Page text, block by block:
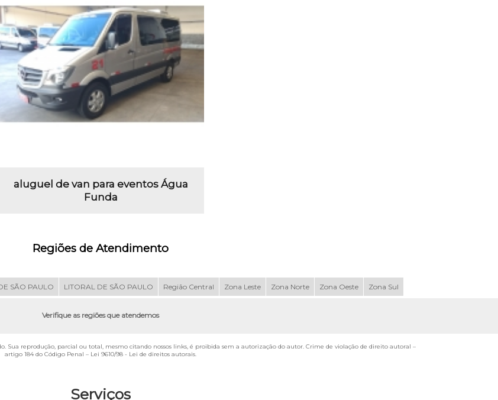
Serviços
aluguel de van para eventos Água
Funda
Regiões de Atendimento
SÃO PAULO LITORAL DE SÃO PAULO Região Central Zona Leste Zona Norte Zona Oeste Zona Sul
Verifique as regiões que atendemos
Sua reprodução, parcial ou total, mesmo citando nossos links, é proibida sem a autorização do autor. Crime de violação de direito autoral –
artigo 184 do Código Penal – Lei 9610/98 - Lei de direitos autorais.